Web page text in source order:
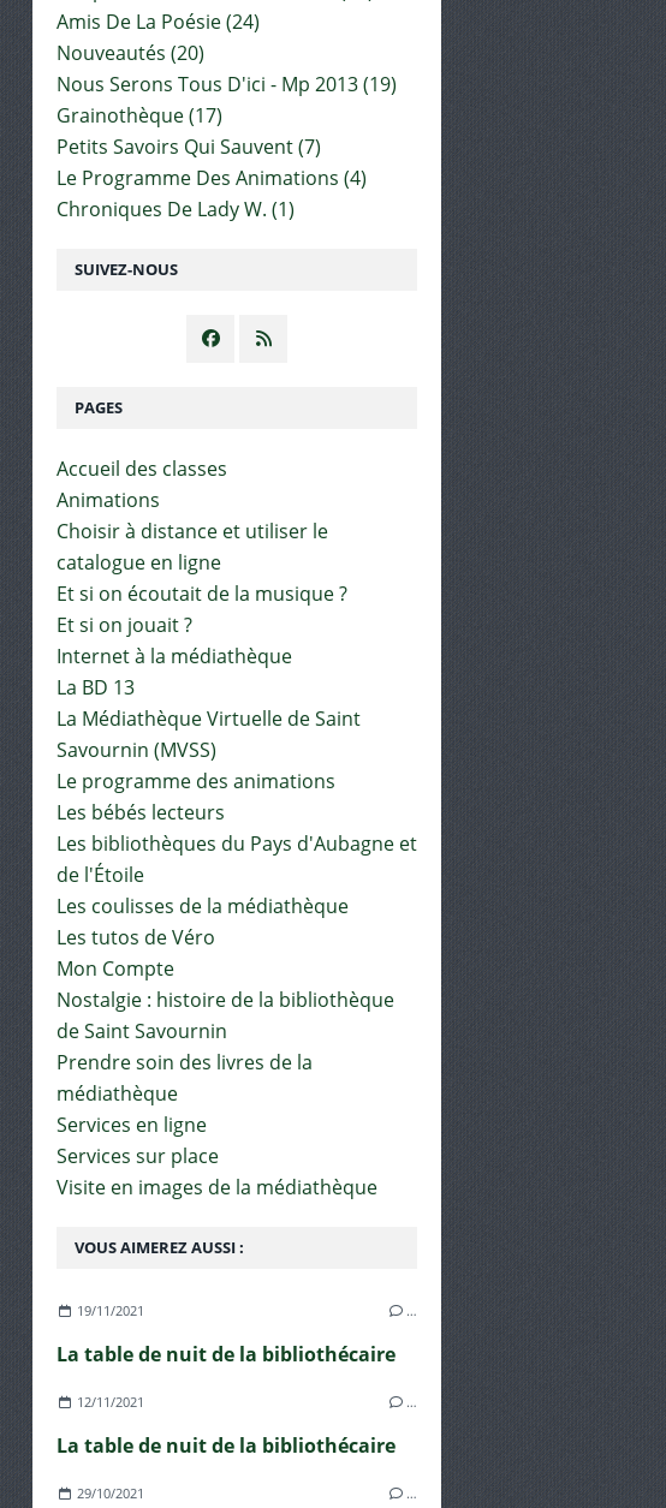
SUIVEZ-NOUS
VOUS AIMEREZ AUSSI :
19/11/2021 …
La table de nuit de la bibliothécaire
12/11/2021 …
La table de nuit de la bibliothécaire
29/10/2021 …
PAGES
Accueil des classes
Animations
Choisir à distance et utiliser le
catalogue en ligne
Et si on écoutait de la musique ?
Et si on jouait ?
Internet à la médiathèque
La BD 13
La Médiathèque Virtuelle de Saint
Savournin (MVSS)
Le programme des animations
Les bébés lecteurs
Les bibliothèques du Pays d'Aubagne et
de l'Étoile
Les coulisses de la médiathèque
Les tutos de Véro
Mon Compte
Nostalgie : histoire de la bibliothèque
de Saint Savournin
Prendre soin des livres de la
médiathèque
Services en ligne
Services sur place
Visite en images de la médiathèque
Amis De La Poésie(24)
Nouveautés (20)
Nous Serons Tous D'ici - Mp 2013(19)
Grainothèque(17)
Petits Savoirs Qui Sauvent(7)
Le Programme Des Animations (4)
Chroniques De Lady W. (1)